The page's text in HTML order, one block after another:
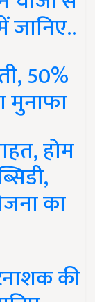
50%
मुनाफा
होम
का
की